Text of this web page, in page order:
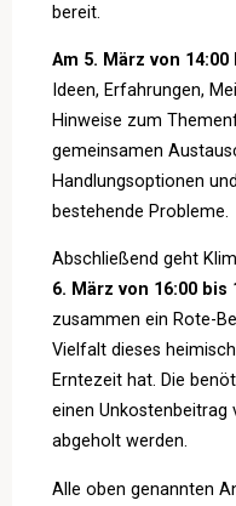
bereit.
Am 5. März von 14:00
Ideen, Erfahrungen,
Hinweise zum
gemeinsamen
Handlungsoptionen
bestehende Probleme.
Abschließend geht
6. März von 16:00 bis
zusammen ein Rote-
Vielfalt dieses
Erntezeit hat. Die
einen Unkostenbeitrag
abgeholt werden.
Alle oben genannten